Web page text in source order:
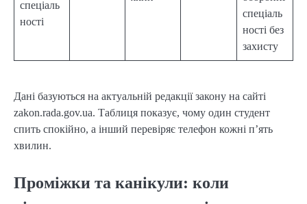
спеціаль
ності
спеціаль
ності без
захисту
Дані базуються на актуальній редакції закону на сайті
zakon.rada.gov.ua. Таблиця показує, чому один студент
спить спокійно, а інший перевіряє телефон кожні п’ять
хвилин.
Проміжки та канікули: коли